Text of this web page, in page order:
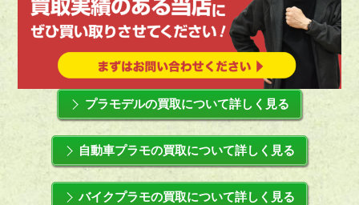
プラモデルの買取について詳しく見る
自動車プラモの買取について詳しく見る
バイクプラモの買取について詳しく見る